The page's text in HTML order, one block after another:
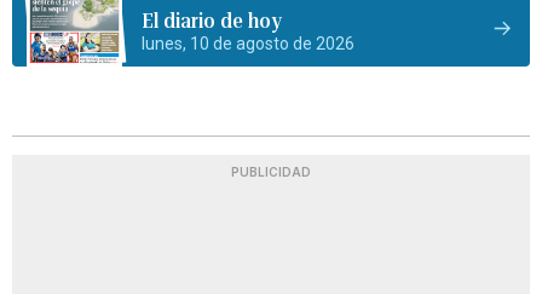
El diario de hoy
lunes, 10 de agosto de 2026
PUBLICIDAD